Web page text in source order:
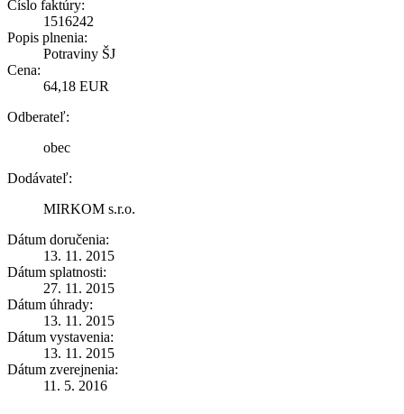
Číslo faktúry:
1516242
Popis plnenia:
Potraviny ŠJ
Cena:
64,18 EUR
Odberateľ:
obec
Dodávateľ:
MIRKOM s.r.o.
Dátum doručenia:
13. 11. 2015
Dátum splatnosti:
27. 11. 2015
Dátum úhrady:
13. 11. 2015
Dátum vystavenia:
13. 11. 2015
Dátum zverejnenia:
11. 5. 2016